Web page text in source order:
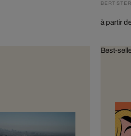
BERT
à partir
Best-